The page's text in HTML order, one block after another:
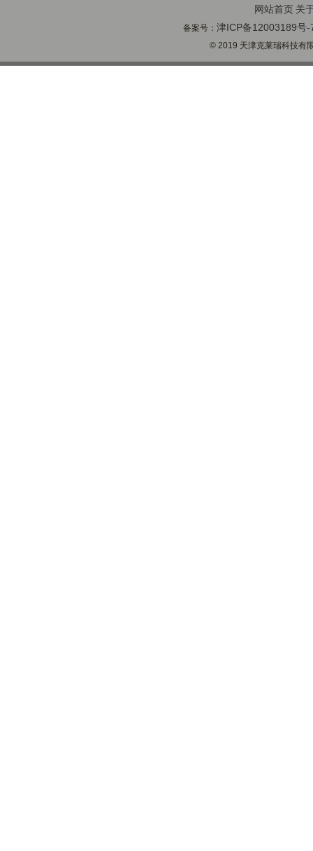
网站首页 关
备案号：津ICP备12003189号-
© 2019 天津克莱瑞科技有